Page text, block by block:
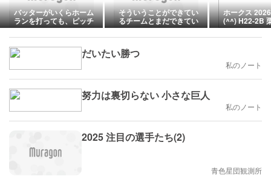
バッターがいくらホーム
ランを打っても、ピッチ
ャーがそれ以上の押し出
しで失点してちゃ世話な
いよ。
そういうことができてい
るチームとまだできてい
ないチームの差が出まし
た。
ホークス
(^^) H22-2B
近藤21号 SJ6
だいたい勝つ
私のノート
努力は裏切らない 小さな巨人
私のノート
2025 注目の選手たち(2)
青色星団観測所